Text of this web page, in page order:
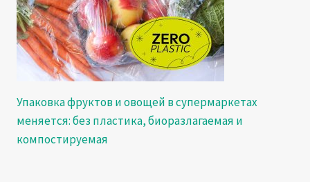
Упаковка фруктов и овощей в супермаркетах
меняется: без пластика, биоразлагаемая и
компостируемая